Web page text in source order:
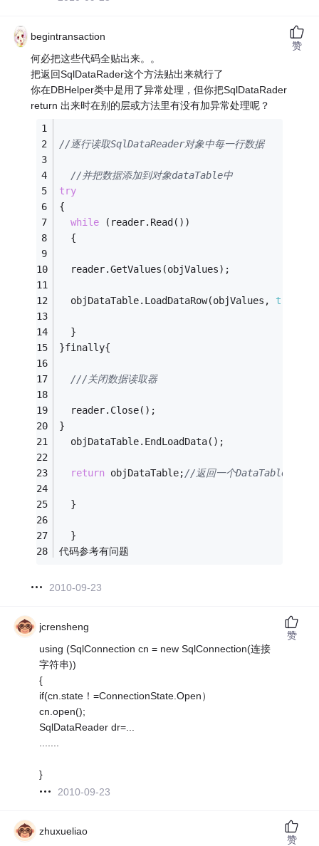
begintransaction
何必把这些代码全贴出来。。
把返回SqlDataRader这个方法贴出来就行了
你在DBHelper类中是用了异常处理，但你把SqlDataRader
return 出来时在别的层或方法里有没有加异常处理呢？
//逐行读取SqlDataReader对象中每一行数据
//并把数据添加到对象dataTable中
try
{
while (reader.Read())
  {
  reader.GetValues(objValues);
  objDataTable.LoadDataRow(objValues,
true
  }
}finally{
///关闭数据读取器
  reader.Close();
}
  objDataTable.EndLoadData();
return objDataTable;//返回一个DataTable对象
  }
  }
代码参考有问题
2010-09-23
赞
jcrensheng
using (SqlConnection cn = new SqlConnection(连接
字符串))
{
if(cn.state！=ConnectionState.Open）
cn.open();
SqlDataReader dr=...
}
2010-09-23
赞
zhuxueliao
赞